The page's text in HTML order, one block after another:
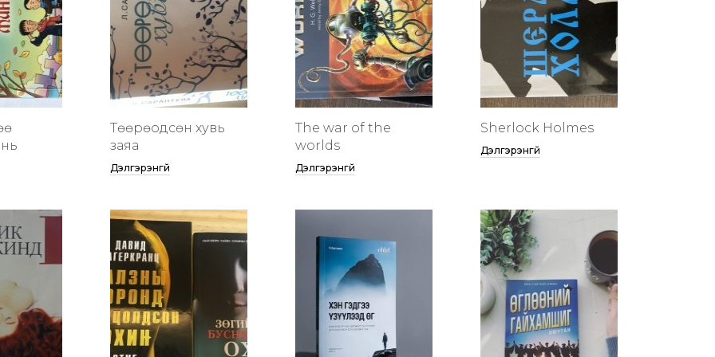
Төөрөодсөн хувь
заяа
Дэлгэрэнгүй
The war of the
worlds
Дэлгэрэнгүй
Sherlock Holmes
Дэлгэрэнгүй